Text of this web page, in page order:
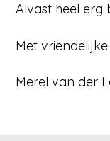
Alvast heel erg
Met
Merel van der